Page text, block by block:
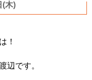
(木)
！
辺です。